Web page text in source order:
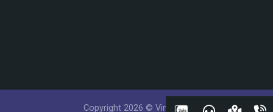
Copyright 2026 © Vinatech